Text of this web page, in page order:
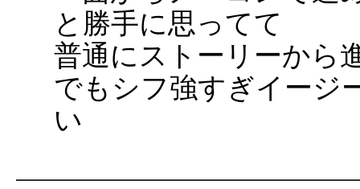
と勝手に思ってて
普通にストーリーか
でもシフ強すぎイー
い